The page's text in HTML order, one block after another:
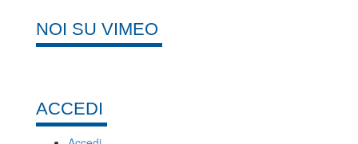
NOI SU VIMEO
ACCEDI